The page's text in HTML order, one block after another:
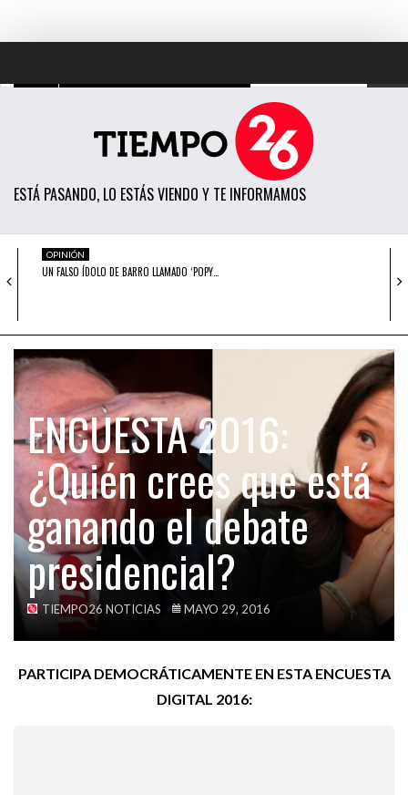
ESTÁ PASANDO, LO ESTÁS VIENDO Y TE INFORMAMOS
POLÍTICA
ECONOMÍA
SOCIEDAD
OPINIÓN
ENTRETENIMIENTO
TECH
VIDEOS
OPINIÓN
UN FALSO ÍDOLO DE BARRO LLAMADO ‘POPY…
RESPONDER…
OPINIÓN
ESTO ES LO QUE TIENES QUE LEER…
OPINIÓN
LUIS ALBERTO SANCHEZ: HACIA A DÓNDE
APUNTA…
ACTUALIDAD
ESTE ES EL ERROR DE PPK QUE…
ENCUESTA 2016:
¿Quién crees que está
ganando el debate
presidencial?
TIEMPO26 NOTICIAS MAYO 29, 2016
PARTICIPA DEMOCRÁTICAMENTE EN ESTA ENCUESTA
DIGITAL 2016: